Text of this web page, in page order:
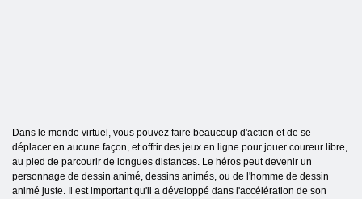
Dans le monde virtuel, vous pouvez faire beaucoup d'action et de se
déplacer en aucune façon, et offrir des jeux en ligne pour jouer coureur libre,
au pied de parcourir de longues distances. Le héros peut devenir un
personnage de dessin animé, dessins animés, ou de l'homme de dessin
animé juste. Il est important qu'il a développé dans l'accélération de son